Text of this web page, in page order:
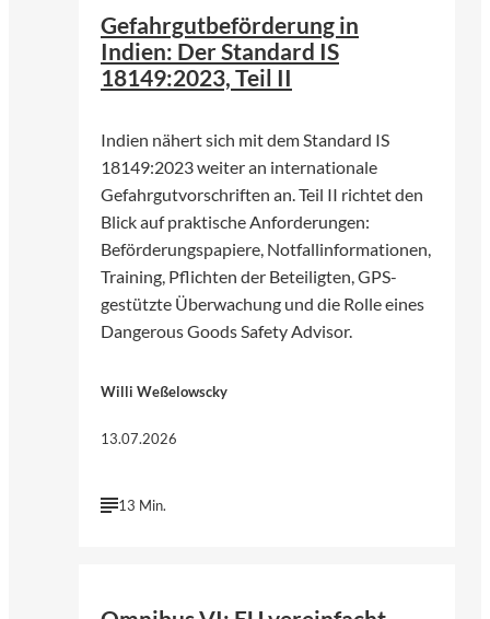
Gefahrgutbeförderung in
Indien: Der Standard IS
18149:2023, Teil II
Indien nähert sich mit dem Standard IS
18149:2023 weiter an internationale
Gefahrgutvorschriften an. Teil II richtet den
Blick auf praktische Anforderungen:
Beförderungspapiere, Notfallinformationen,
Training, Pflichten der Beteiligten, GPS-
gestützte Überwachung und die Rolle eines
Dangerous Goods Safety Advisor.
Willi Weßelowscky
13.07.2026
13 Min.